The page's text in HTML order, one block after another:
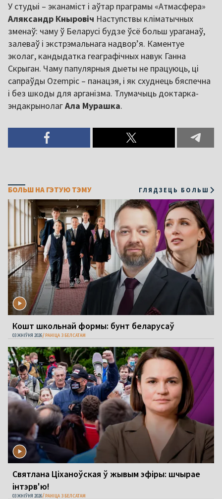
У студыі – эканаміст і аўтар праграмы «Атмасфера»
Аляксандр Кныровіч Наступствы кліматычных
зменаў: чаму ў Беларусі будзе ўсё больш ураганаў,
залеваў і экстрэмальнага надвор’я. Каментуе
эколаг, кандыдатка геаграфічных навук Ганна
Скрыган. Чаму папулярныя дыеты не працуюць, ці
сапраўды Ozempic – панацэя, і як схуднець бяспечна
і без шкоды для арганізма. Тлумачыць доктарка-
эндакрынолагАла Мурашка.
БОЛЬШ НА ГЭТУЮ ТЭМУ ГЛЯДЗЕЦЬ БОЛЬШ
Кошт школьнай формы: бунт беларусаў
03 ЖНІЎНЯ 2026 РАНІЦА З БЕЛСАТАМ
Святлана Ціханоўская ў жывым эфіры: шчырае
інтэрв'ю!
03 ЖНІЎНЯ 2026 РАНІЦА З БЕЛСАТАМ